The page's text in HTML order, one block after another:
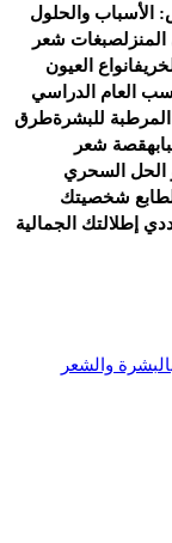
الأسباب والحلول
صبغات شعر
انواع العيون
العام الدراسي
المرطبة للبشرةطرق
قصة شعر
الحل السحري
لطابع شخصيتك
إطلالتك الجمالية